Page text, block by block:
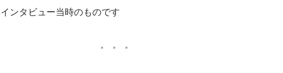
ンタビュー当時のものです